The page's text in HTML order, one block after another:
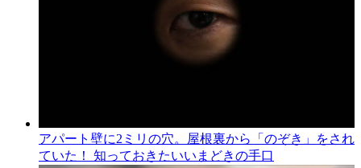
アパート壁に2ミリの穴。屋根裏から「のぞき」をされ
ていた！ 知っておきたいいまどきの手口